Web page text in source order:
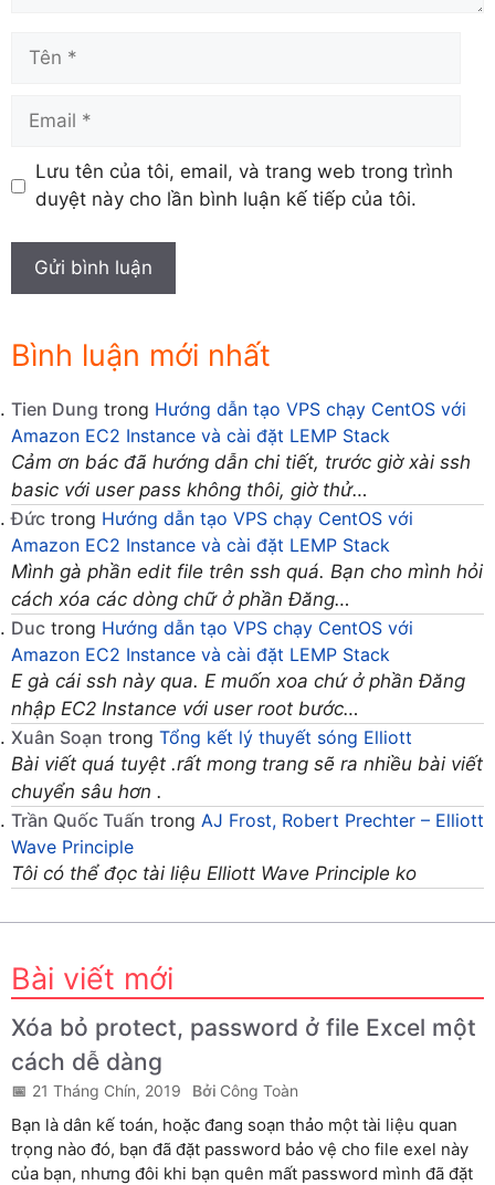
Tên
Email
Lưu tên của tôi, email, và trang web trong trình
duyệt này cho lần bình luận kế tiếp của tôi.
Bình luận mới nhất
Tien Dung trong Hướng dẫn tạo VPS chạy CentOS với
Amazon EC2 Instance và cài đặt LEMP Stack
Cảm ơn bác đã hướng dẫn chi tiết, trước giờ xài ssh
basic với user pass không thôi, giờ thử…
Đức trong Hướng dẫn tạo VPS chạy CentOS với
Amazon EC2 Instance và cài đặt LEMP Stack
Mình gà phần edit file trên ssh quá. Bạn cho mình hỏi
cách xóa các dòng chữ ở phần Đăng…
Duc trong Hướng dẫn tạo VPS chạy CentOS với
Amazon EC2 Instance và cài đặt LEMP Stack
E gà cái ssh này qua. E muốn xoa chứ ở phần Đăng
nhập EC2 Instance với user root bước…
Xuân Soạn trong Tổng kết lý thuyết sóng Elliott
Bài viết quá tuyệt .rất mong trang sẽ ra nhiều bài viết
chuyển sâu hơn .
Trần Quốc Tuấn trong AJ Frost, Robert Prechter – Elliott
Wave Principle
Tôi có thể đọc tài liệu Elliott Wave Principle ko
Bài viết mới
Xóa bỏ protect, password ở file Excel một
cách dễ dàng
21 Tháng Chín, 2019 Công Toàn
Bạn là dân kế toán, hoặc đang soạn thảo một tài liệu quan
trọng nào đó, bạn đã đặt password bảo vệ cho file exel này
của bạn, nhưng đôi khi bạn quên mất password mình đã đặt